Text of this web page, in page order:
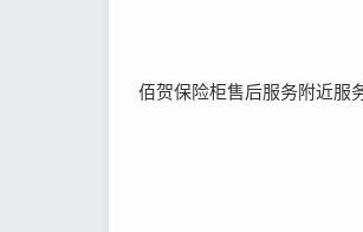
佰贺保险柜售后服务附近服